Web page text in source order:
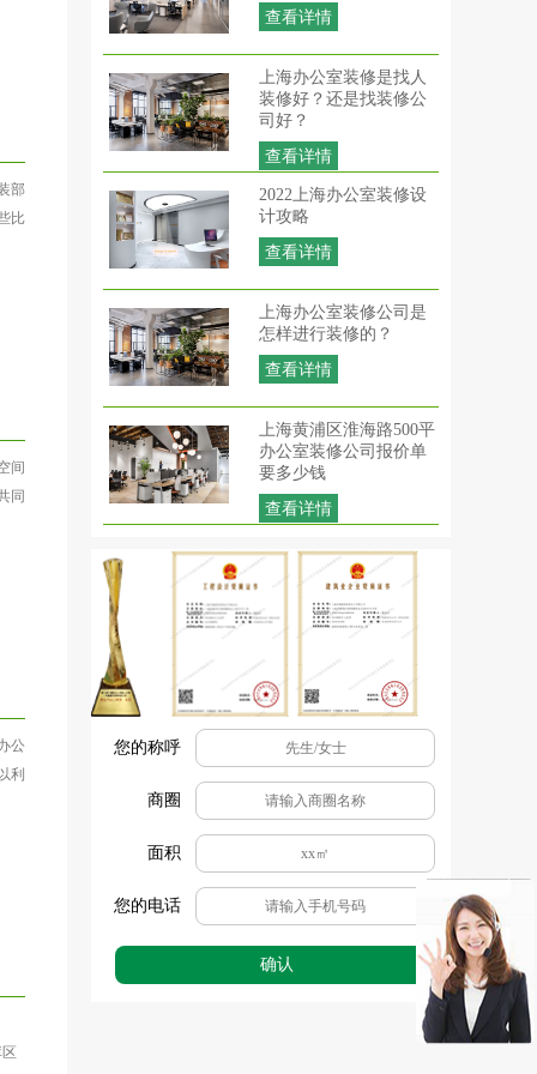
查看详情
上海办公室装修是找人
装修好？还是找装修公
司好？
查看详情
2022上海办公室装修设
计攻略
查看详情
上海办公室装修公司是
怎样进行装修的？
查看详情
上海黄浦区淮海路500平
办公室装修公司报价单
要多少钱
查看详情
您的称呼
商圈
面积
您的电话
确认
部
比
间
同
公
利